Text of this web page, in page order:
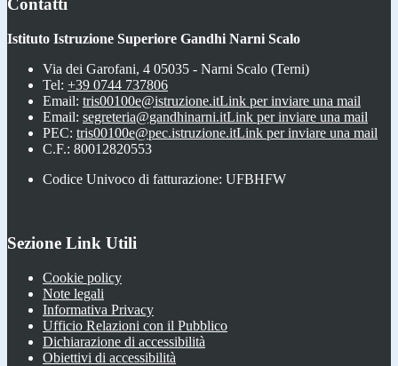
Contatti
Istituto Istruzione Superiore Gandhi Narni Scalo
Via dei Garofani, 4 05035 - Narni Scalo (Terni)
Tel: +39 0744 737806
Email: tris00100e@istruzione.itLink per inviare una mail
Email: segreteria@gandhinarni.itLink per inviare una mail
PEC: tris00100e@pec.istruzione.itLink per inviare una mail
C.F.: 80012820553
Codice Univoco di fatturazione: UFBHFW
Sezione Link Utili
Cookie policy
Note legali
Informativa Privacy
Ufficio Relazioni con il Pubblico
Dichiarazione di accessibilità
Obiettivi di accessibilità